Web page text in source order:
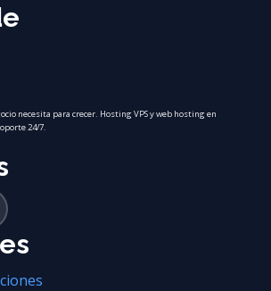
necesita para crecer. Hosting VPS y web hosting en
24/7.